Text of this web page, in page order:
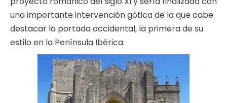
una importante intervención gótica de la que cabe
destacar la portada occidental, la primera de su
estilo en la Península Ibérica.